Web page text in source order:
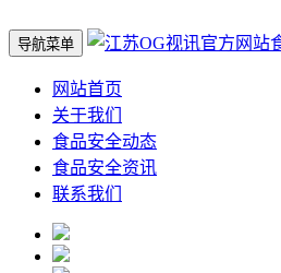
导航菜单
网站首页
关于我们
食品安全动态
食品安全资讯
联系我们